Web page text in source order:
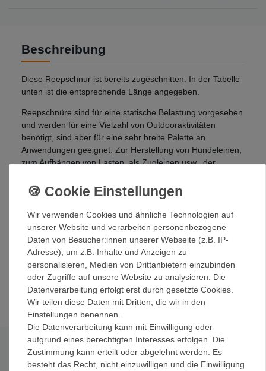
Beschreibung
Diese Reepschnur ist bereits zugeschnitten. In der Tabelle
unten ist die entsprechende Länge angegeben.
Reepschnüre sind für eine statische Belastung vorgesehen
und werden für eine Vielzahl von Outdooraktivitäten
benötigt, sind aber für eine sehr breite Palette an
Anwendungen geeignet. Zur Herstellung von Hundeleinen,
zum Aufhängen von Lasten, als Zugleinen usw., der
Wenn Sie sich nicht sicher sind, welcher Durchmesser der
uns - wir helfen Ihnen gerne weiter.
Ein KN entspricht 100kg!
Die lagernden Farben ändern sich ständig - bitte fragen Sie
im Falle eines Farbwunsches per Email an, welche Farben
momentan lagernd sind!
Technische Daten
Wir verwenden Cookies und ähnliche Technologien auf
unserer Website und verarbeiten personenbezogene
Daten von Besucher:innen unserer Webseite (z.B. IP-
Adresse), um z.B. Inhalte und Anzeigen zu
personalisieren, Medien von Drittanbietern einzubinden
oder Zugriffe auf unsere Website zu analysieren. Die
Datenverarbeitung erfolgt erst durch gesetzte Cookies.
Wir teilen diese Daten mit Dritten, die wir in den
Einstellungen benennen.
Die Datenverarbeitung kann mit Einwilligung oder
aufgrund eines berechtigten Interesses erfolgen. Die
Zustimmung kann erteilt oder abgelehnt werden. Es
besteht das Recht, nicht einzuwilligen und die Einwilligung